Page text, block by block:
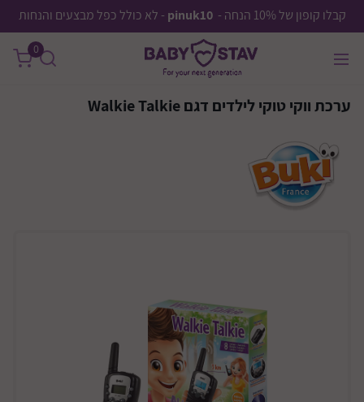
קבלו קופון של 10% הנחה - pinuk10 - לא כולל כפל מבצעים והנחות
0
ערכת ווקי טוקי לילדים דגם Walkie Talkie